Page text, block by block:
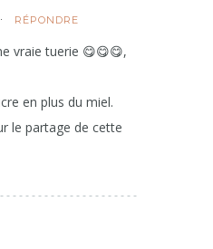
RÉPONDRE
vraie tuerie 😋😋😋,
en plus du miel.
le partage de cette